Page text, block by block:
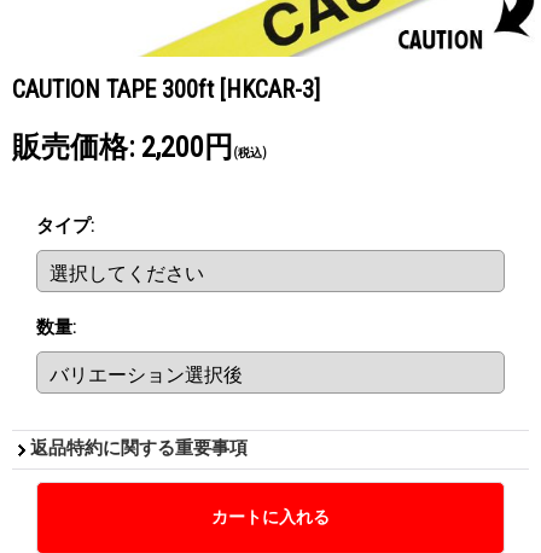
CAUTION TAPE 300ft [HKCAR-3]
販売価格: 2,200円 (税込)
タイプ:
数量:
返品特約に関する重要事項